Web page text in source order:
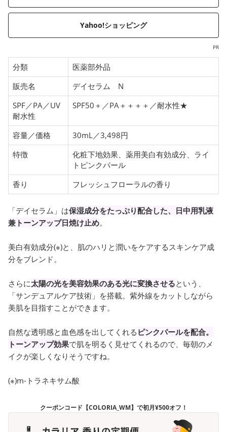
Yahoo!ショッピング
PR
分類
医薬部外品
販売名
デイセラム N
SPF／PA／UV
耐水性
SPF50＋／PA＋＋＋＋／耐水性★
容量／価格
30mL／3,498円
特徴
化粧下地効果、薬用美白有効成分、ライ
トピンクパール
香り
フレッシュフローラルの香り
「デイセラム」は保湿成分をたっぷり配合した、日中用乳液
兼トーンアップ日焼け止め。
美白有効成分(※)と、肌のハリと潤いをケアするスキンケア成
分をブレンド。
さらに太陽の光を美容効果のある光に変換させるという、
「サンデュアルケア技術」を搭載。紫外線をカットしながら
美肌を目指すことができます。
自然な透明感と血色感を出してくれる ピンクパールを配合。
トーンアップ効果で肌を明るく見せてくれるので、毎朝のメ
イクが楽しくなりそうですね。
(※)m-トラネキサム酸
クーポンコード【COLORIA_WM】で初月¥500オフ！